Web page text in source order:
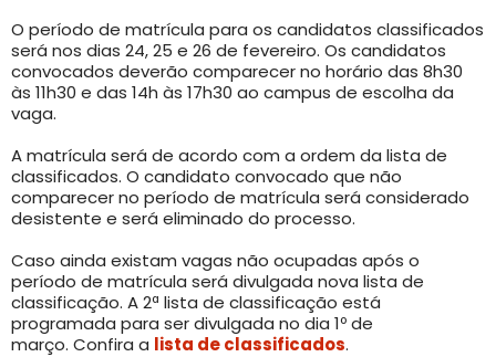
O período de matrícula para os candidatos classificados
será nos dias 24, 25 e 26 de fevereiro. Os candidatos
convocados deverão comparecer no horário das 8h30
às 11h30 e das 14h às 17h30 ao campus de escolha da
vaga.
A matrícula será de acordo com a ordem da lista de
classificados. O candidato convocado que não
comparecer no período de matrícula será considerado
desistente e será eliminado do processo.
Caso ainda existam vagas não ocupadas após o
período de matrícula será divulgada nova lista de
classificação. A 2ª lista de classificação está
programada para ser divulgada no dia 1º de
março. Confira a lista de classificados.